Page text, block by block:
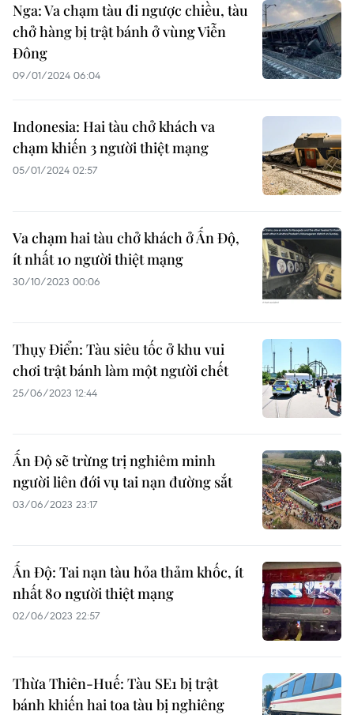
Nga: Va chạm tàu đi ngược chiều, tàu
chở hàng bị trật bánh ở vùng Viễn
Đông
09/01/2024 06:04
Indonesia: Hai tàu chở khách va
chạm khiến 3 người thiệt mạng
05/01/2024 02:57
Va chạm hai tàu chở khách ở Ấn Độ,
ít nhất 10 người thiệt mạng
30/10/2023 00:06
Thụy Điển: Tàu siêu tốc ở khu vui
chơi trật bánh làm một người chết
25/06/2023 12:44
Ấn Độ sẽ trừng trị nghiêm minh
người liên đới vụ tai nạn đường sắt
03/06/2023 23:17
Ấn Độ: Tai nạn tàu hỏa thảm khốc, ít
nhất 80 người thiệt mạng
02/06/2023 22:57
Thừa Thiên-Huế: Tàu SE1 bị trật
bánh khiến hai toa tàu bị nghiêng